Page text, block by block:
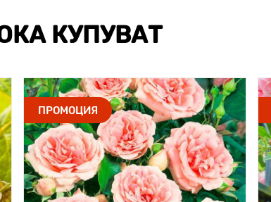
КУПУВАТ
ПРОМОЦИЯ